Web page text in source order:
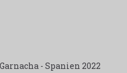
- Spanien 2022